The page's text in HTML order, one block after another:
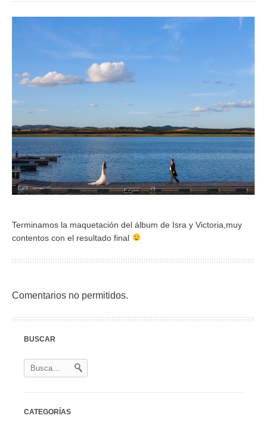
Terminamos la maquetación del álbum de Isra y Victoria,muy
contentos con el resultado final
Comentarios no permitidos.
BUSCAR
CATEGORÍAS